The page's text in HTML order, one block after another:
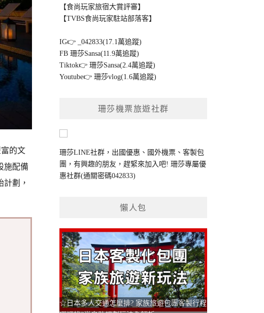
的文
施配備
劃，
【食尚玩家旅宿大賞評審】
【TVBS食尚玩家駐站部落客】
IG👉
_042833(17.1萬追蹤)
FB珊莎Sansa(11.9萬追蹤)
Tiktok👉珊莎Sansa(2.4萬追蹤)
Youtube👉珊莎vlog(1.6萬追蹤)
珊莎機票旅遊社群
珊莎LINE社群，出國優惠、國外機票、客製包
團，有興趣的朋友，趕緊來加入吧!珊莎專屬優
惠社群(通關密碼042833)
懶人包
☆日本多人交通怎麼排? 家族旅遊包團客製行程